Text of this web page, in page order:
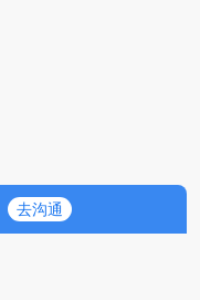
去沟通